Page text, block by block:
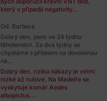
který v případě negativity...
Od: Barbora
Dobrý den, jsem ve 24 týdnu
těhotenství. Za dva týdny se
chystáme s přítelem na dovolenou
na...
Dobrý den, riziko nákazy je velmi
nízké až nulové. Na Madeiře se
vyskytuje komár Aedes
albopictus...